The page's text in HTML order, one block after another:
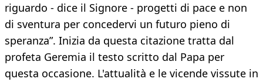
riguardo - dice il Signore - progetti di pace e non
di sventura per concedervi un futuro pieno di
speranza”. Inizia da questa citazione tratta dal
profeta Geremia il testo scritto dal Papa per
questa occasione. L'attualità e le vicende vissute in